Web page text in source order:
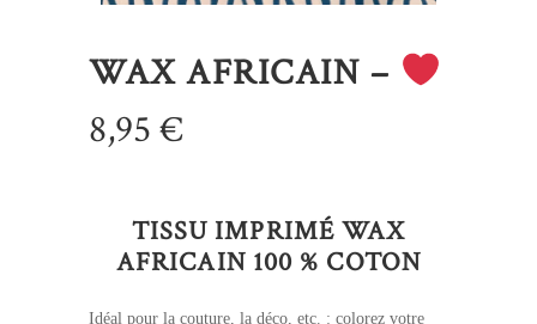
WAX AFRICAIN –
8,95€
TISSU IMPRIMÉ WAX
AFRICAIN 100 % COTON
Idéal pour la couture, la déco, etc. : colorez votre